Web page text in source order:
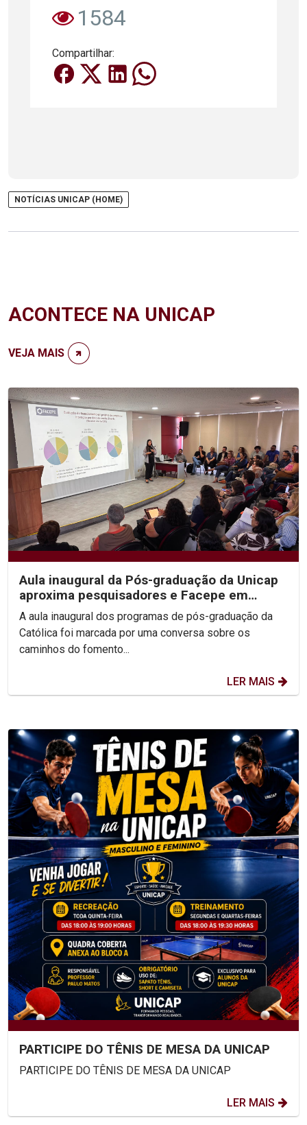
1584
Compartilhar:
NOTÍCIAS UNICAP (HOME)
ACONTECE NA UNICAP
VEJA MAIS
Aula inaugural da Pós-graduação da Unicap
aproxima pesquisadores e Facepe em
conversa sobre...
A aula inaugural dos programas de pós-graduação da
Católica foi marcada por uma conversa sobre os
caminhos do fomento...
LER MAIS
PARTICIPE DO TÊNIS DE MESA DA UNICAP
PARTICIPE DO TÊNIS DE MESA DA UNICAP
LER MAIS